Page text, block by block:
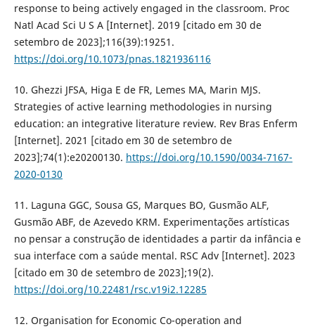
response to being actively engaged in the classroom. Proc
Natl Acad Sci U S A [Internet]. 2019 [citado em 30 de
setembro de 2023];116(39):19251.
https://doi.org/10.1073/pnas.1821936116
10. Ghezzi JFSA, Higa E de FR, Lemes MA, Marin MJS.
Strategies of active learning methodologies in nursing
education: an integrative literature review. Rev Bras Enferm
[Internet]. 2021 [citado em 30 de setembro de
2023];74(1):e20200130. https://doi.org/10.1590/0034-7167-
2020-0130
11. Laguna GGC, Sousa GS, Marques BO, Gusmão ALF,
Gusmão ABF, de Azevedo KRM. Experimentações artísticas
no pensar a construção de identidades a partir da infância e
sua interface com a saúde mental. RSC Adv [Internet]. 2023
[citado em 30 de setembro de 2023];19(2).
https://doi.org/10.22481/rsc.v19i2.12285
12. Organisation for Economic Co-operation and